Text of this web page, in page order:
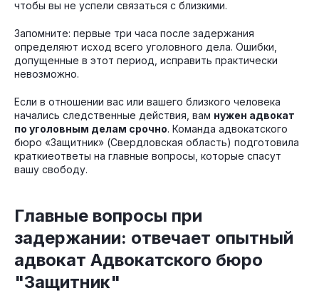
чтобы вы не успели связаться с близкими.
Запомните: первые три часа после задержания
определяют исход всего уголовного дела. Ошибки,
допущенные в этот период, исправить практически
невозможно.
Если в отношении вас или вашего близкого человека
начались следственные действия, вам нужен адвокат
по уголовным делам срочно. Команда адвокатского
бюро «Защитник» (Свердловская область) подготовила
краткиеответы на главные вопросы, которые спасут
вашу свободу.
Главные вопросы при
задержании: отвечает опытный
адвокат Адвокатского бюро
"Защитник"